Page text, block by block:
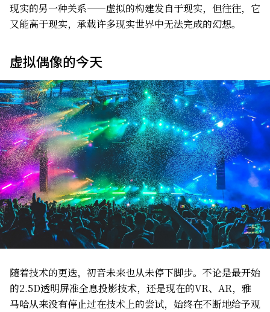
现实的另一种关系——虚拟的构建发自于现实，但往往，它
又能高于现实，承载许多现实世界中无法完成的幻想。
虚拟偶像的今天
随着技术的更迭，初音未来也从未停下脚步。不论是最开始
的2.5D透明屏准全息投影技术，还是现在的VR、AR，雅
马哈从来没有停止过在技术上的尝试，始终在不断地给予观